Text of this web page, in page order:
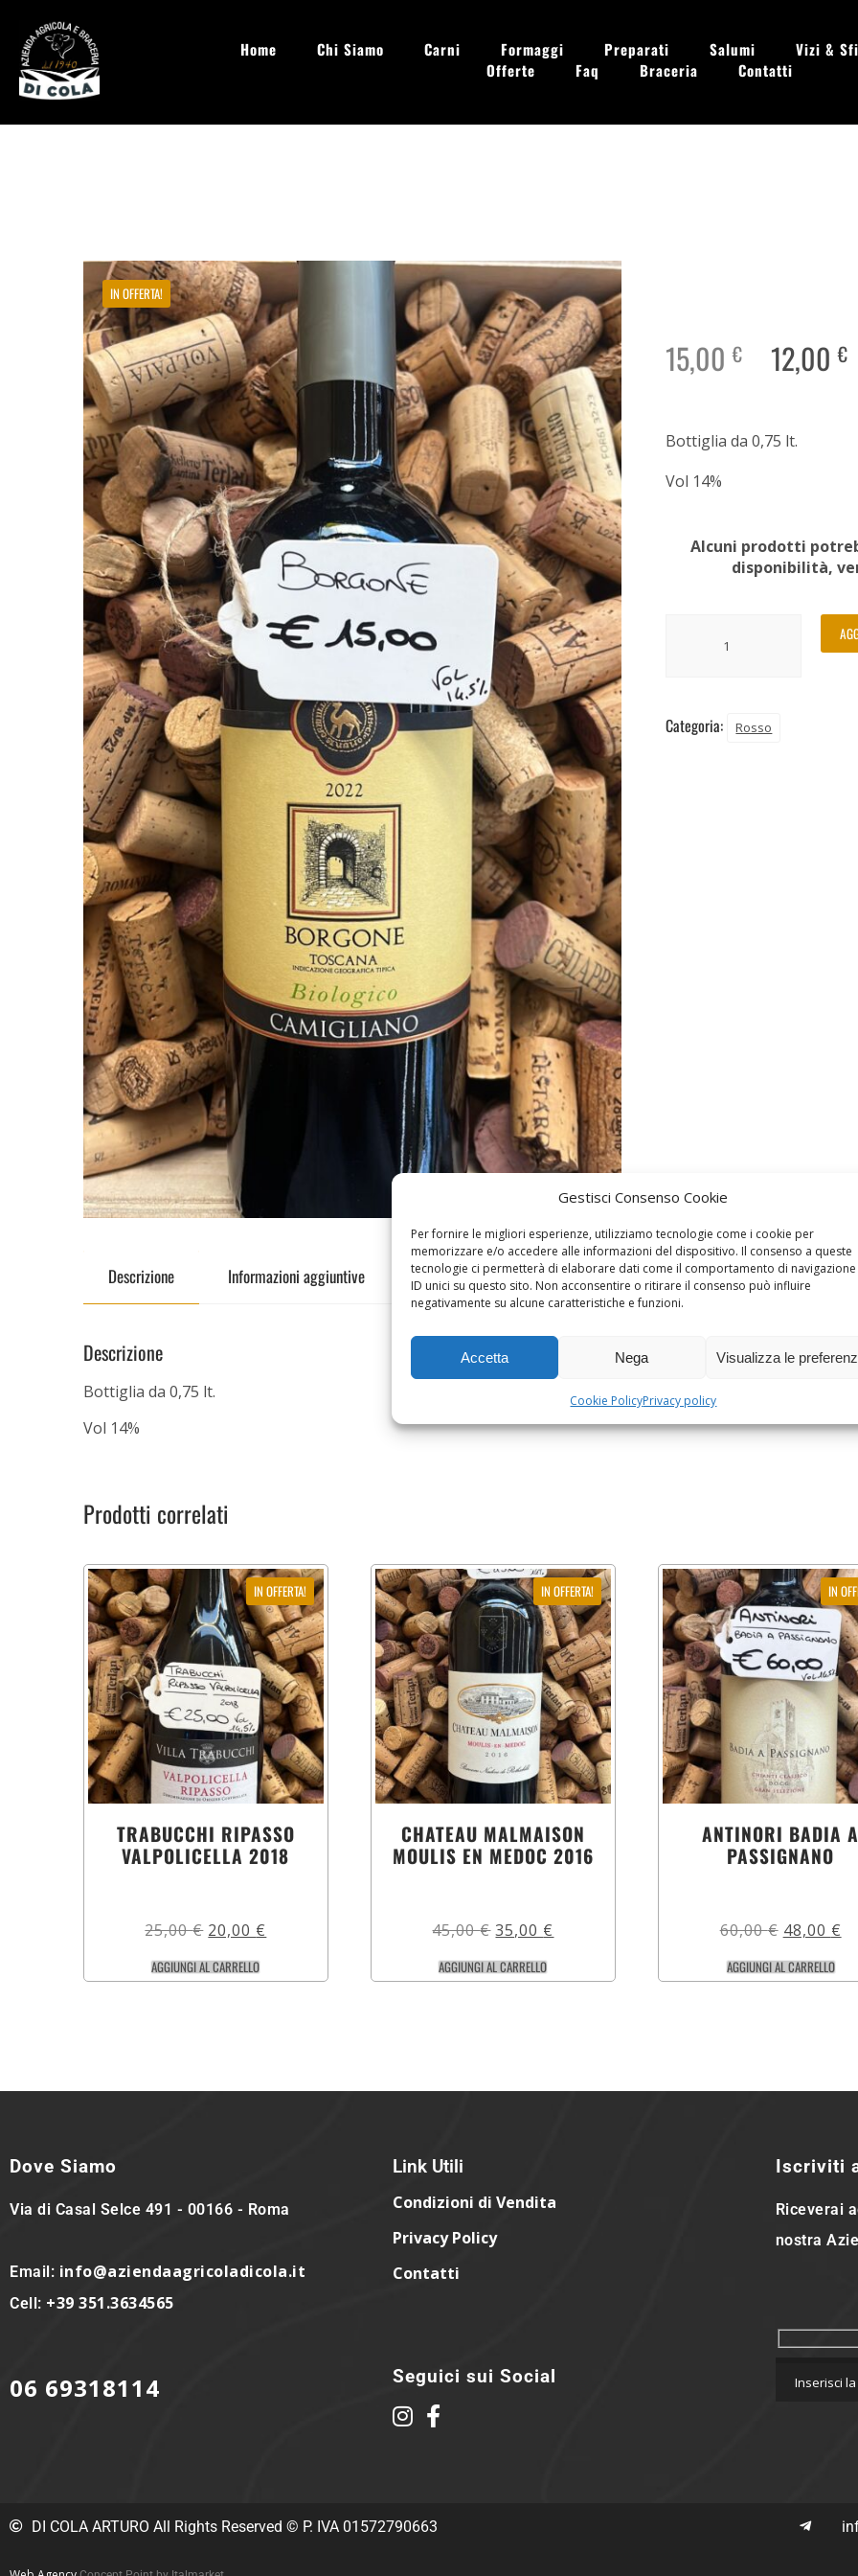
Gestisci Consenso Cookie
Per fornire le migliori esperienze, utilizziamo tecnologie come i cookie per
memorizzare e/o accedere alle informazioni del dispositivo. Il consenso a queste
tecnologie ci permetterà di elaborare dati come il comportamento di
ID unici su questo sito. Non acconsentire o ritirare il consenso può influire
negativamente su alcune caratteristiche e funzioni.
Accetta Nega Visualizza le
Cookie PolicyPrivacy policy
Home Chi Siamo Carni Formaggi Preparati Salumi
Vizi &
Offerte
Faq Braceria Contatti
IN OFFERTA!
15,00€ 12,00€
Bottiglia da 0,75 lt.
Vol 14%
Alcuni prodotti
disponibilità,
Categoria: Rosso
Descrizione Informazioni aggiuntive
Descrizione
Bottiglia da 0,75 lt.
Vol 14%
Prodotti correlati
IN OFFERTA!
TRABUCCHI RIPASSO
VALPOLICELLA 2018
25,00€ 20,00 €
AGGIUNGI AL CARRELLO
IN OFFERTA!
CHATEAU MALMAISON
MOULIS EN MEDOC 2016
45,00€ 35,00 €
AGGIUNGI AL CARRELLO
IN
ANTINORI BADIA
PASSIGNANO
60,00€ 48,00 €
AGGIUNGI AL CARRELLO
Dove Siamo
Via di Casal Selce 491 - 00166 - Roma
Email: info@aziendaagricoladicola.it
Cell: +39 351.3634565
06 69318114
Link Utili
Condizioni di Vendita
Privacy Policy
Contatti
Seguici sui Social
Iscriviti
Riceverai
nostra
DI COLA ARTURO All Rights Reserved © P. IVA 01572790663